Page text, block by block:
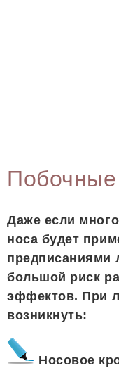
Даже если
носа будет
предписаниями
большой риск
эффектов. При
возникнуть:
Носовое